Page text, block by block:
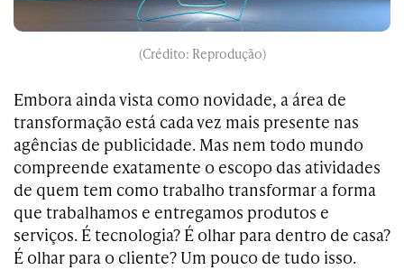
(Crédito: Reprodução)
Embora ainda vista como novidade, a área de
transformação está cada vez mais presente nas
agências de publicidade. Mas nem todo mundo
compreende exatamente o escopo das atividades
de quem tem como trabalho transformar a forma
que trabalhamos e entregamos produtos e
serviços. É tecnologia? É olhar para dentro de casa?
É olhar para o cliente? Um pouco de tudo isso.